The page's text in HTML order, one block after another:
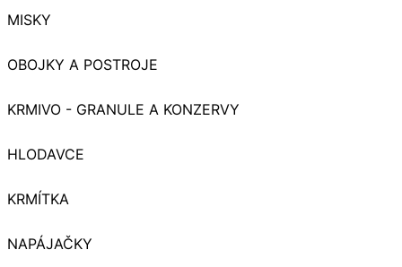
MISKY
OBOJKY A POSTROJE
KRMIVO - GRANULE A KONZERVY
HLODAVCE
KRMÍTKA
NAPÁJAČKY